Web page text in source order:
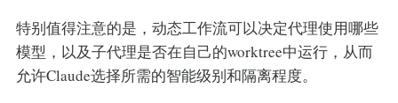
特别值得注意的是，动态工作流可以决定代理使用哪些
模型，以及子代理是否在自己的worktree中运行，从而
允许Claude选择所需的智能级别和隔离程度。